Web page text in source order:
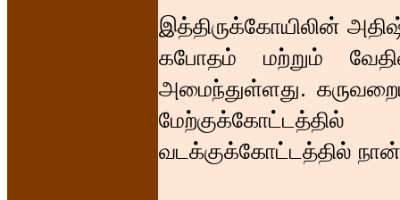
இத்திருக்கோயிலின்
கபோதம் மற்றும்
அமைந்துள்ளது.
வடக்குக்கோட்டத்தில்